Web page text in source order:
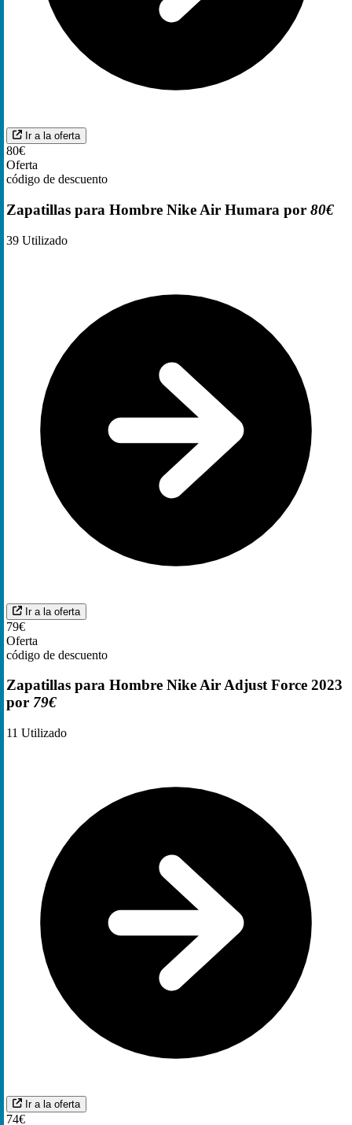
Ir a la oferta
80€
Oferta
código de descuento
Zapatillas para Hombre Nike Air Humara por 80€
39 Utilizado
Ir a la oferta
79€
Oferta
código de descuento
Zapatillas para Hombre Nike Air Adjust Force 2023
por 79€
11 Utilizado
Ir a la oferta
74€